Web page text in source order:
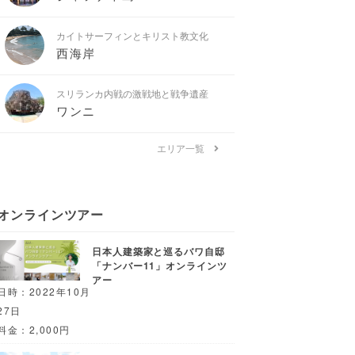
カイトサーフィンとキリスト教文化
西海岸
スリランカ内戦の激戦地と戦争遺産
ワンニ
エリア一覧
ンラインツアー
日本人建築家と巡るバワ自邸
「ナンバー11」オンラインツ
アー
時：2022年10月
日
金：2,000円